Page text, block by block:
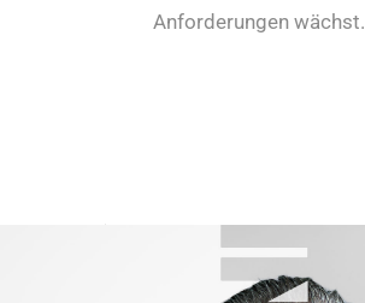
Anforderungen wächst.